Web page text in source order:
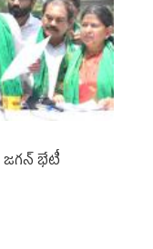
భేటీ